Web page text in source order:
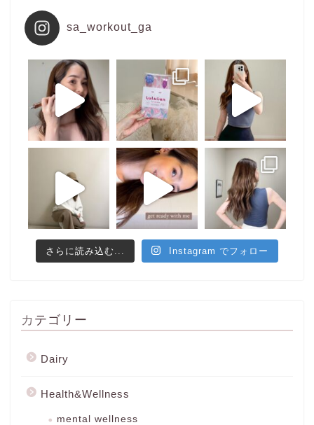
sa_workout_ga
さらに読み込む... Instagram でフォロー
カテゴリー
Dairy
Health&Wellness
mental wellness